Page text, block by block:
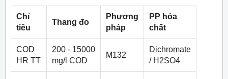
Chỉ
tiêu
Thang đo
Phương
pháp
PP hóa
chất
COD
HR TT
200 - 15000
mg/l COD
M132
Dichromate
/ H2SO4